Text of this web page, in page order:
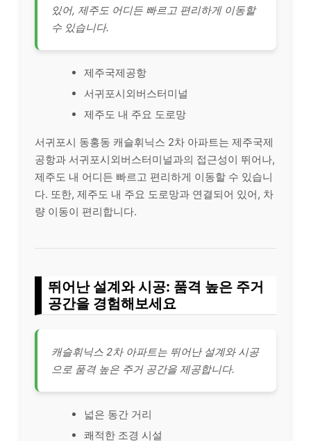
있어, 제주도 어디든 빠르고 편리하게 이동할
수 있습니다.
제주국제공항
서귀포시외버스터미널
제주도 내 주요 도로망
서귀포시 동홍동 캐슬휘닉스 2차 아파트는 제주국제
공항과 서귀포시외버스터미널과의 접근성이 뛰어나,
제주도 내 어디든 빠르고 편리하게 이동할 수 있습니
다. 또한, 제주도 내 주요 도로망과 연결되어 있어, 차
량 이동이 편리합니다.
뛰어난 설계와 시공: 품격 높은 주거
공간을 경험해보세요
캐슬휘닉스 2차 아파트는 뛰어난 설계와 시공
으로 품격 높은 주거 공간을 제공합니다.
넓은 동간 거리
쾌적한 조경 시설